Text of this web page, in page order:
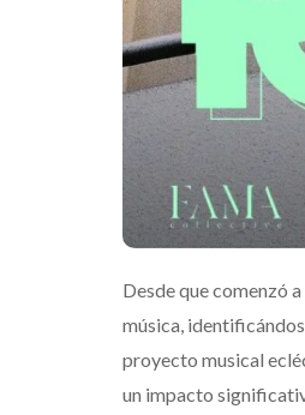
Desde que comenzó
música,
proyecto musical
un impacto